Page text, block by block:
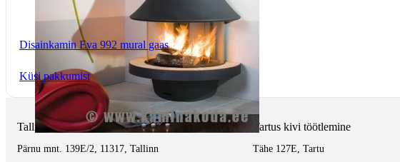
Disainkamin Eva 992 mural gaas
Küsi pakkumist
Tallinnas kaminasalong
Pärnu mnt. 139E/2, 11317, Tallinn
Tartus kivi töötlemine
Tähe 127E, Tartu